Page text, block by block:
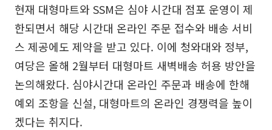
현재 대형마트와 SSM은 심야 시간대 점포 운영이 제
한되면서 해당 시간대 온라인 주문 접수와 배송 서비
스 제공에도 제약을 받고 있다. 이에 청와대와 정부,
여당은 올해 2월부터 대형마트 새벽배송 허용 방안을
논의해왔다. 심야시간대 온라인 주문과 배송에 한해
예외 조항을 신설, 대형마트의 온라인 경쟁력을 높이
겠다는 취지다.